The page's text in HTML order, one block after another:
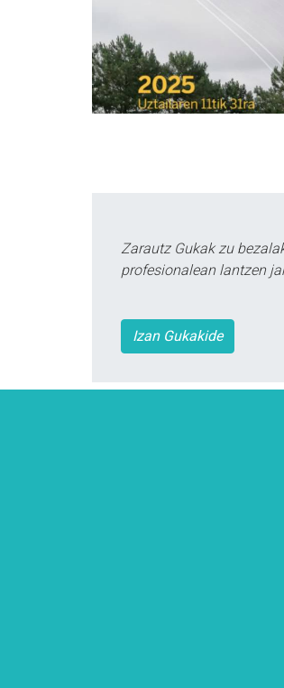
Zarautz Gukak zu
profesionalean lantzen
Izan Gukakide